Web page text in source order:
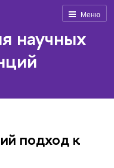
Меню
научных
подход к